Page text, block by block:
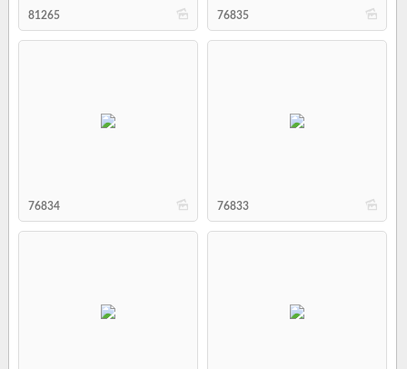
b
81265 b
76835
b
76834 b
76833